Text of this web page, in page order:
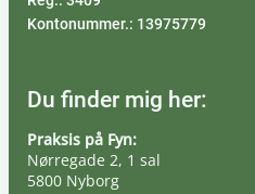
Kontonummer.: 13975779
Du finder mig her:
Praksis på Fyn:
Nørregade 2, 1 sal
5800 Nyborg